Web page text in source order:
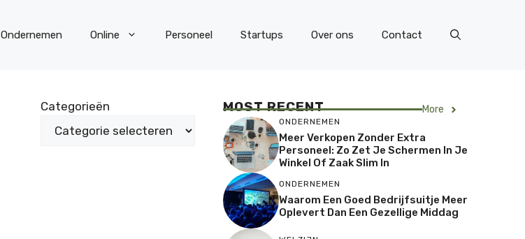
Ondernemen Online Personeel Startups Over ons Contact
Categorieën MOST RECENT More
ONDERNEMEN
Meer Verkopen Zonder Extra
Personeel: Zo Zet Je Schermen In Je
Winkel Of Zaak Slim In
ONDERNEMEN
Waarom Een Goed Bedrijfsuitje Meer
Oplevert Dan Een Gezellige Middag